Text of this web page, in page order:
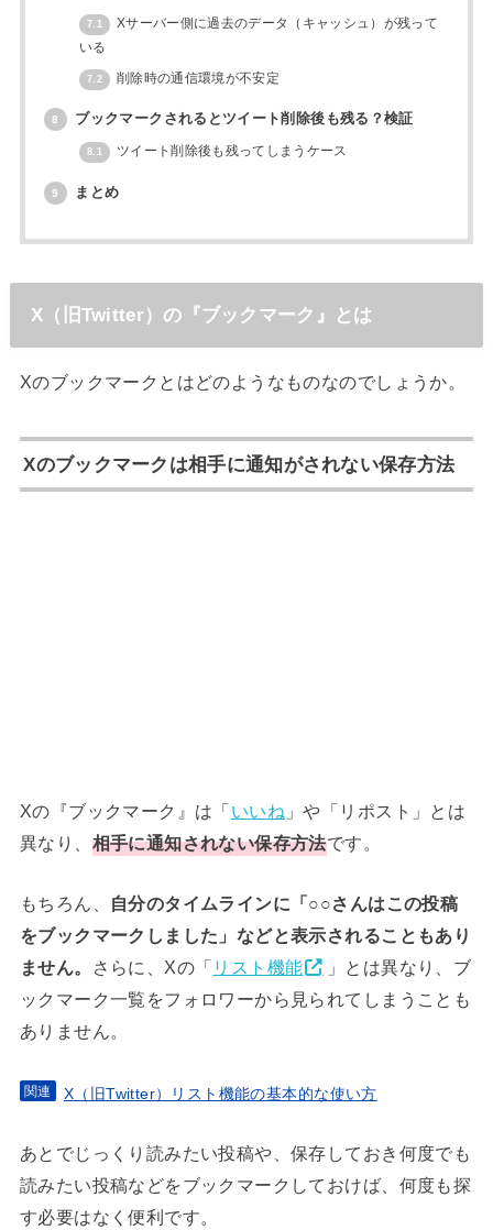
7.1
Xサーバー側に過去のデータ（キャッシュ）が残って
いる
7.2 削除時の通信環境が不安定
8 ブックマークされるとツイート削除後も残る？検証
8.1 ツイート削除後も残ってしまうケース
9 まとめ
X（旧Twitter）の『ブックマーク』とは
Xのブックマークとはどのようなものなのでしょうか。
Xのブックマークは相手に通知がされない保存方法
Xの『ブックマーク』は「いいね 」や「リポスト」とは
異なり、 相手に通知されない保存方法です。
もちろん、
自分のタイムラインに「○○さんはこの投稿
をブックマークしました」などと表示されることもあり
ません。
さらに、Xの「 リスト機能
」とは異なり、ブ
ックマーク一覧をフォロワーから見られてしまうことも
ありません。
X（旧Twitter）リスト機能の基本的な使い方
あとでじっくり読みたい投稿や、保存しておき何度でも
読みたい投稿などをブックマークしておけば、何度も探
す必要はなく便利です。